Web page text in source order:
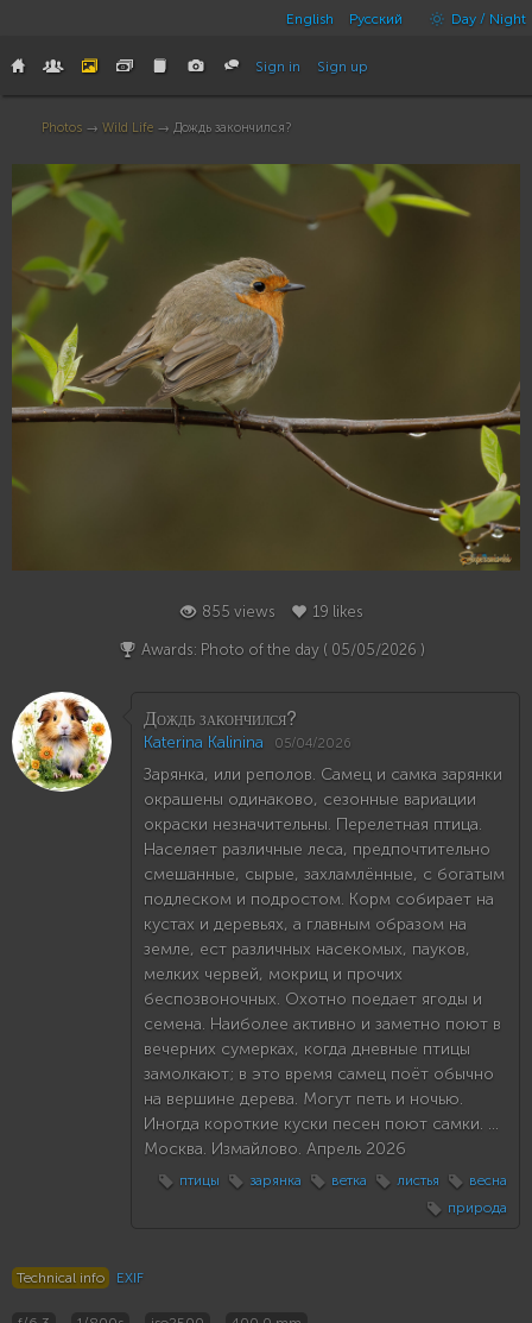
English Русский Day / Night
Sign in Sign up
Photos → Wild Life → Дождь закончился?
855 views 19 likes
Awards: Photo of the day ( 05/05/2026 )
Дождь закончился?
Katerina Kalinina 05/04/2026
Зарянка, или реполов. Самец и самка зарянки
окрашены одинаково, сезонные вариации
окраски незначительны. Перелетная птица.
Населяет различные леса, предпочтительно
смешанные, сырые, захламлённые, с богатым
подлеском и подростом. Корм собирает на
кустах и деревьях, а главным образом на
земле, ест различных насекомых, пауков,
мелких червей, мокриц и прочих
беспозвоночных. Охотно поедает ягоды и
семена. Наиболее активно и заметно поют в
вечерних сумерках, когда дневные птицы
замолкают; в это время самец поёт обычно
на вершине дерева. Могут петь и ночью.
Иногда короткие куски песен поют самки. ...
Москва. Измайлово. Апрель 2026
птицы зарянка ветка листья
весна
природа
Technical info EXIF